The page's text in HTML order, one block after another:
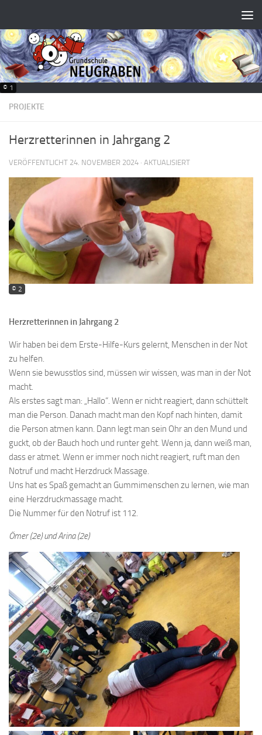
© 1
PROJEKTE
Herzretterinnen in Jahrgang 2
VERÖFFENTLICHT 24. NOVEMBER 2024 · AKTUALISIERT
© 2
Herzretterinnen in Jahrgang 2
Wir haben bei dem Erste-Hilfe-Kurs gelernt, Menschen in der Not
zu helfen.
Wenn sie bewusstlos sind, müssen wirwissen, was man in der Not
macht.
Als erstes sagt man: „Hallo“. Wenn er nicht reagiert, dann schüttelt
man die Person. Danach macht man den Kopf nach hinten, damit
die Person atmen kann. Dann legt man sein Ohr an den Mund und
guckt, ob der Bauch hoch und runter geht. Wenn ja, dann weiß man,
dass er atmet. Wenn er immer noch nicht reagiert, ruft man den
Notruf und macht Herzdruck Massage.
Uns hatesSpaß gemacht an Gummimenschen zu lernen, wie man
eine Herzdruckmassage macht.
Die Nummer für den Notruf ist 112.
Ömer (2e) und Arina (2e)